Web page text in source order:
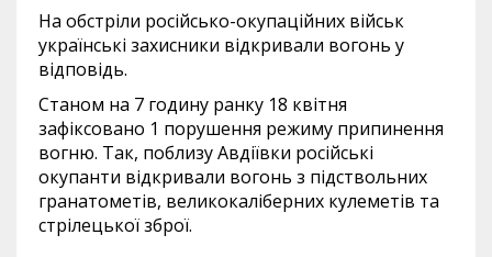
На обстріли російсько-окупаційних військ
українські захисники відкривали вогонь у
відповідь.
Станом на 7 годину ранку 18 квітня
зафіксовано 1 порушення режиму припинення
вогню. Так, поблизу Авдіївки російські
окупанти відкривали вогонь з підствольних
гранатометів, великокаліберних кулеметів та
стрілецької зброї.